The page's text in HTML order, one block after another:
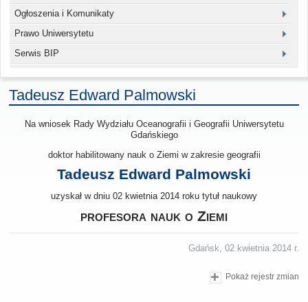
Ogłoszenia i Komunikaty
Prawo Uniwersytetu
Serwis BIP
Tadeusz Edward Palmowski
Na wniosek Rady Wydziału Oceanografii i Geografii Uniwersytetu
Gdańskiego
doktor habilitowany nauk o Ziemi w zakresie geografii
Tadeusz Edward Palmowski
uzyskał w dniu 02 kwietnia 2014 roku tytuł naukowy
profesora nauk o Ziemi
Gdańsk, 02 kwietnia 2014 r.
Pokaż rejestr zmian